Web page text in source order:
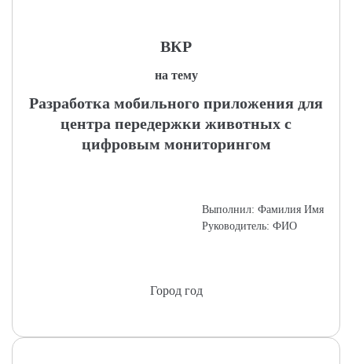
ВКР
на тему
Разработка мобильного приложения для
центра передержки животных с
цифровым мониторингом
Выполнил: Фамилия Имя
Руководитель: ФИО
Город год